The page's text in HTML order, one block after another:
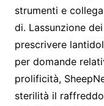
strumenti e
di. Lassunzione
prescrivere
per domande
prolificità,
sterilità il